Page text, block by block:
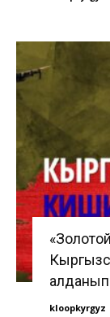
алданып
kloopkyrgyz